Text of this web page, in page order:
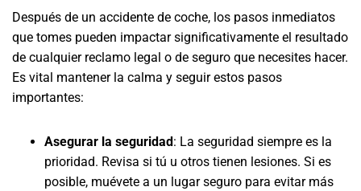
Después de un accidente de coche, los pasos inmediatos
que tomes pueden impactar significativamente el resultado
de cualquier reclamo legal o de seguro que necesites hacer.
Es vital mantener la calma y seguir estos pasos
importantes:
Asegurar la seguridad: La seguridad siempre es la
prioridad. Revisa si tú u otros tienen lesiones. Si es
posible, muévete a un lugar seguro para evitar más